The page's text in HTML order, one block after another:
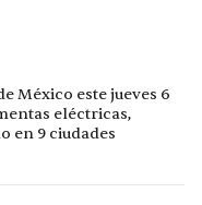
México este jueves 6
eléctricas,
en 9 ciudades